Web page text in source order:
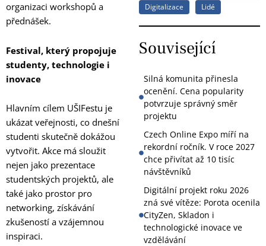
organizaci workshopů a
přednášek.
Festival, který propojuje
studenty, technologie i
inovace
Hlavním cílem UŠIFestu je
ukázat veřejnosti, co dnešní
studenti skutečně dokážou
vytvořit. Akce má sloužit
nejen jako prezentace
studentských projektů, ale
také jako prostor pro
networking, získávání
zkušeností a vzájemnou
inspiraci.
Digitalizace Lidé
Související
Silná komunita přinesla
ocenění. Cena popularity
potvrzuje správný směr
projektu
Czech Online Expo míří na
rekordní ročník. V roce 2027
chce přivítat až 10 tisíc
návštěvníků
Digitální projekt roku 2026
zná své vítěze: Porota ocenila
CityZen, Skladon i
technologické inovace ve
vzdělávání